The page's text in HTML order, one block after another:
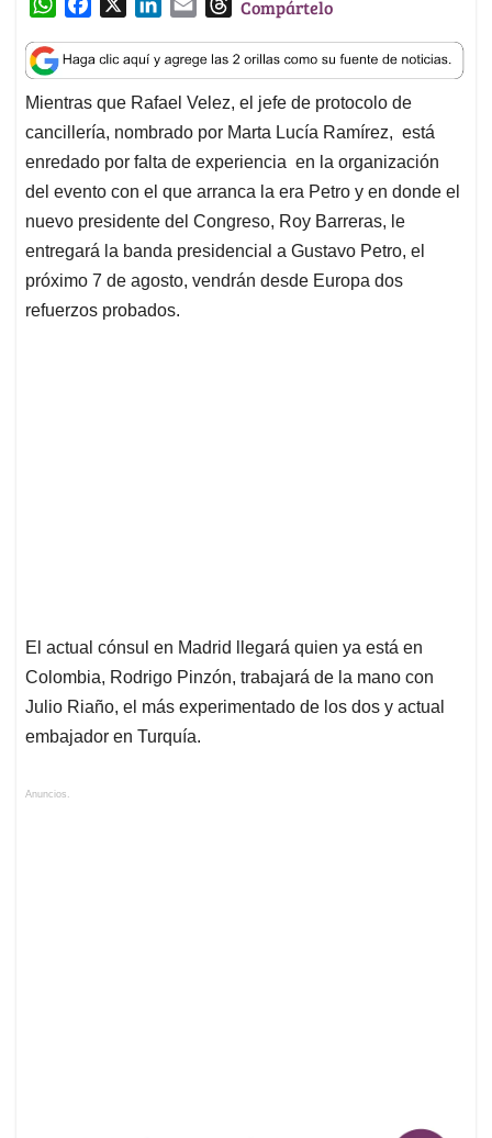
a
t
s
A
p
p
c
e
b
o
o
k
n
k
e
d
I
n
a
i
l
r
e
a
d
s
Compártelo
Mientras que Rafael Velez, el jefe de protocolo de
cancillería, nombrado por Marta Lucía Ramírez, está
enredado por falta de experiencia en la organización
del evento con el que arranca la era Petro y en donde el
nuevo presidente del Congreso, Roy Barreras, le
entregará la banda presidencial a Gustavo Petro, el
próximo 7 de agosto, vendrán desde Europa dos
refuerzos probados.
El actual cónsul en Madrid llegará quien ya está en
Colombia, Rodrigo Pinzón, trabajará de la mano con
Julio Riaño, el más experimentado de los dos y actual
embajador en Turquía.
Anuncios.